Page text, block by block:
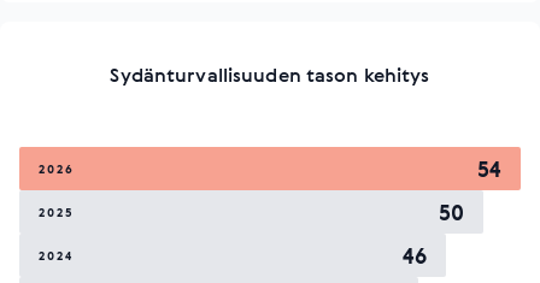
Sydänturvallisuuden tason kehitys
2026 54
2025 50
2024 46